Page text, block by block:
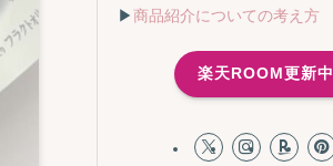
▶商品紹介についての考え方
楽天ROOM更新中